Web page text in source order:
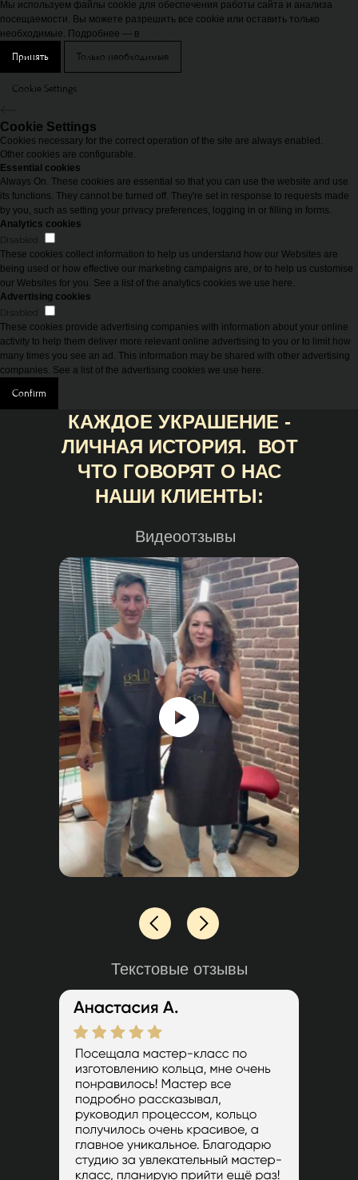
Мы используем файлы cookie для обеспечения работы сайта и анализа
посещаемости. Вы можете разрешить все cookie или оставить только
необходимые. Подробнее — в
Принять Только необходимые
Cookie Settings
Cookie Settings
Cookies necessary for the correct operation of the site are always enabled.
Other cookies are configurable.
Essential cookies
Always On. These cookies are essential so that you can use the website and use
its functions. They cannot be turned off. They're set in response to requests made
by you, such as setting your privacy preferences, logging in or filling in forms.
Analytics cookies
Disabled
These cookies collect information to help us understand how our Websites are
being used or how effective our marketing campaigns are, or to help us customise
our Websites for you. See a list of the analytics cookies we use here.
Advertising cookies
Disabled
These cookies provide advertising companies with information about your online
activity to help them deliver more relevant online advertising to you or to limit how
many times you see an ad. This information may be shared with other advertising
companies. See a list of the advertising cookies we use here.
Confirm
КАЖДОЕ УКРАШЕНИЕ -
ЛИЧНАЯ ИСТОРИЯ. ВОТ
ЧТО ГОВОРЯТ О НАС
НАШИ КЛИЕНТЫ:
Текстовые отзывы
Видеоотзывы